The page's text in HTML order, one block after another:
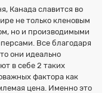
Канада славится во
не только кленовым
но и производимыми
Все благодаря
они идеально
в себе 2 таких
фактора как
цена. Именно это